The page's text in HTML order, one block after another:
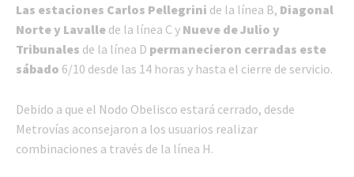
Las estaciones Carlos Pellegrini de la línea B, Diagonal
Norte y Lavalle de la línea C y Nueve de Julio y
Tribunales de la línea D permanecieron cerradas este
sábado 6/10 desde las 14 horas y hasta el cierre de servicio.
Debido a que el Nodo Obelisco estará cerrado, desde
Metrovías aconsejaron a los usuarios realizar
combinaciones a través de la línea H.